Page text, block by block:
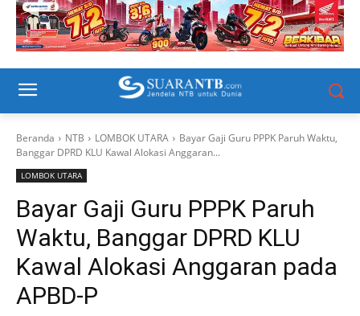
Beranda NTB LOMBOK UTARA
Bayar Gaji Guru PPPK Paruh Waktu,
Banggar DPRD KLU Kawal Alokasi Anggaran...
LOMBOK UTARA
Bayar Gaji Guru PPPK Paruh
Waktu, Banggar DPRD KLU
Kawal Alokasi Anggaran pada
APBD-P